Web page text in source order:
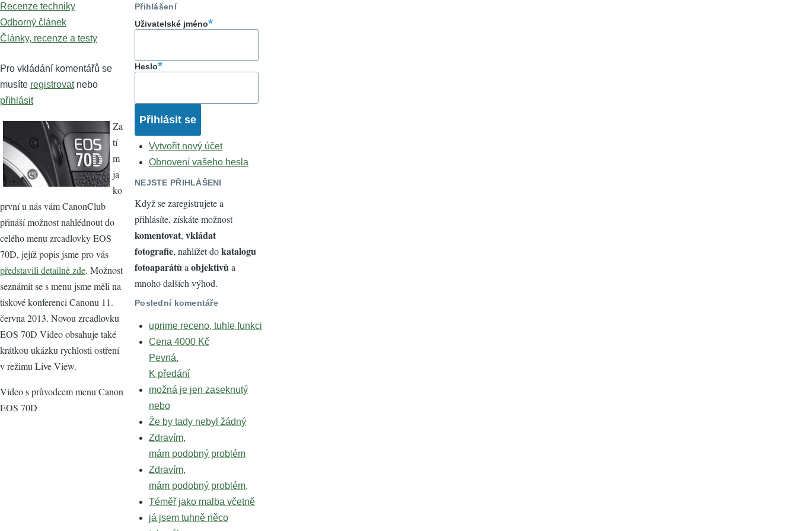
Recenze techniky
Odborný článek
Články, recenze a testy
Pro vkládání komentářů se
musíte registrovatnebo
přihlásit
Za
tí
m
ja
ko
první u nás vám CanonClub
přináší možnost nahlédnout do
celého menu zrcadlovky EOS
70D, jejíž popis jsme pro vás
představili detailně zde. Možnost
seznámit se s menu jsme měli na
tiskové konferenci Canonu 11.
června 2013. Novou zrcadlovku
EOS 70D Video obsahuje také
krátkou ukázku rychlosti ostření
v režimu Live View.
Video s průvodcem menu Canon
EOS 70D
Přihlášení
Uživatelské jméno
Heslo
Vytvořit nový účet
Obnovení vašeho hesla
NEJSTE PŘIHLÁŠENI
Když se zaregistrujete a
přihlásíte, získáte možnost
komentovat, vkládat
fotografie, nahlížet dokatalogu
fotoaparátůa objektivůa
mnoho dalších výhod.
Poslední komentáře
uprime receno, tuhle funkci
Cena 4000 Kč
Pevná.
K předání
možná je jen zaseknutý
nebo
Že by tady nebyl žádný
Zdravím,
mám podobný problém
Zdravím,
mám podobný problém,
Téměř jako malba včetně
já jsem tuhně něco